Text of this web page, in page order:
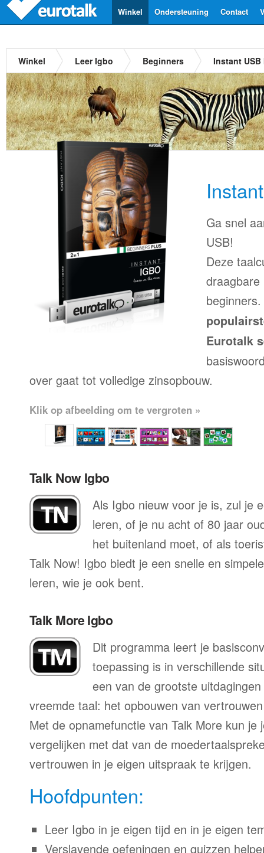
Contact
Ondersteuning
Winkel
Winkel Leer Igbo Beginners Instant USB
Ga snel
USB!
Deze
draagbare
Eurotalk
over gaat tot volledige zinsopbouw.
Klik op afbeelding om te vergroten »
Talk Now Igbo
Als Igbo nieuw voor je is, zul je
leren, of je nu acht of 80 jaar
het buitenland moet, of als
Talk Now! Igbo biedt je een snelle en
leren, wie je ook bent.
Talk More Igbo
Dit programma leert je
toepassing is in verschillende
een van de grootste
vreemde taal: het opbouwen van
Met de opnamefunctie van Talk More kun je
vergelijken met dat van de
vertrouwen in je eigen uitspraak te krijgen.
Hoofdpunten:
Leer Igbo in je eigen tijd en in je eigen
Verslavende oefeningen en quizzen